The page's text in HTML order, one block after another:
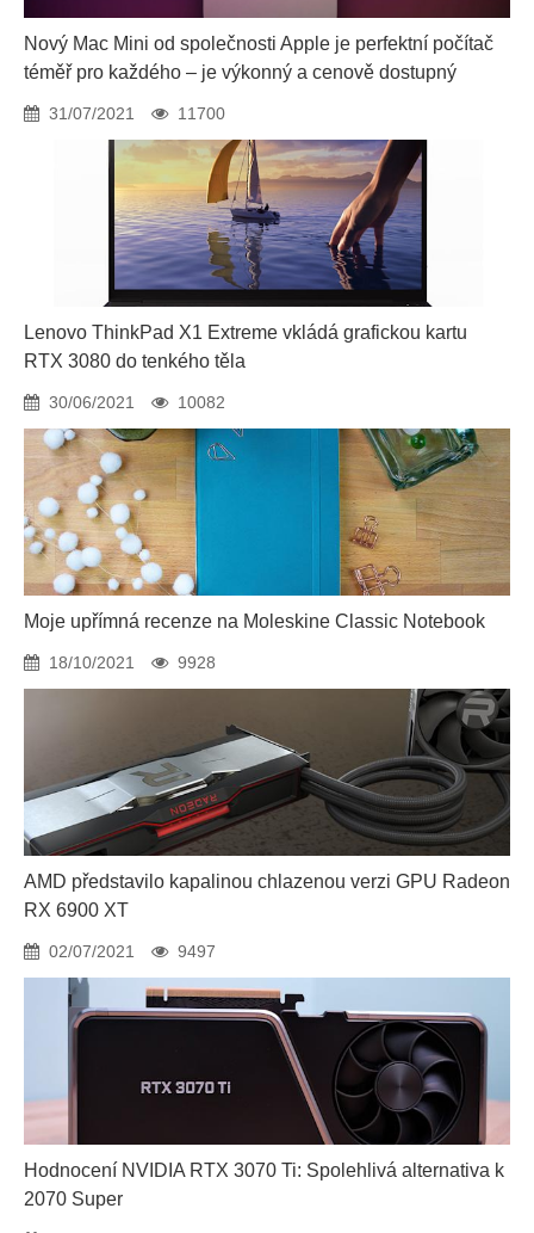
Nový Mac Mini od společnosti Apple je perfektní počítač
téměř pro každého – je výkonný a cenově dostupný
31/07/2021 11700
Lenovo ThinkPad X1 Extreme vkládá grafickou kartu
RTX 3080 do tenkého těla
30/06/2021 10082
Moje upřímná recenze na Moleskine Classic Notebook
18/10/2021 9928
AMD představilo kapalinou chlazenou verzi GPU Radeon
RX 6900 XT
02/07/2021 9497
Hodnocení NVIDIA RTX 3070 Ti: Spolehlivá alternativa k
2070 Super